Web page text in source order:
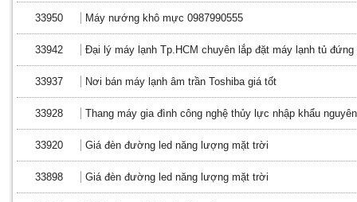
33950 Máy nướng khô mực 0987990555
33942 Đại lý máy lạnh Tp.HCM chuyên lắp đặt máy lạnh tủ
33937 Nơi bán máy lạnh âm trần Toshiba giá tốt
33928 Thang máy gia đình công nghệ thủy lực nhập khẩu
33920 Giá đèn đường led năng lượng mặt trời
33898 Giá đèn đường led năng lượng mặt trời